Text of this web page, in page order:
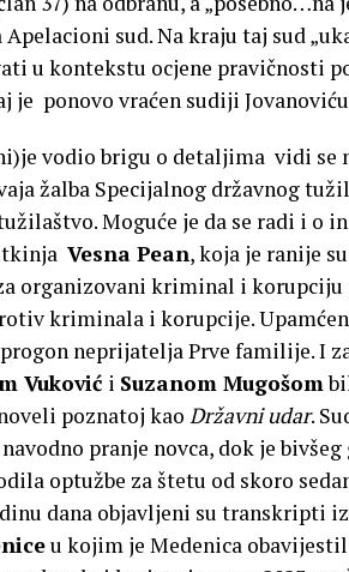
Apelacioni sud. Na kraju taj sud
u kontekstu ocjene pravičnosti
je ponovo vraćen sudiji
vodio brigu o detaljima vidi se
žalba Specijalnog državnog
Moguće je da se radi i o
Vesna Pean, koja je ranije
organizovani kriminal i korupciju
kriminala i korupcije.
neprijatelja Prve familije. I
Vuković i Suzanom Mugošom
poznatoj kao Državni udar.
navodno pranje novca, dok je
optužbe za štetu od skoro
dana objavljeni su transkripti
u kojim je Medenica